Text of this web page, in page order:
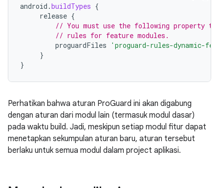
android .buildTypes {
release {
// You must use the following property
// rules for feature modules.
proguardFiles
'proguard-rules-dynamic-
}
}
Perhatikan bahwa aturan ProGuard ini akan digabung
dengan aturan dari modul lain (termasuk modul dasar)
pada waktu build. Jadi, meskipun setiap modul fitur dapat
menetapkan sekumpulan aturan baru, aturan tersebut
berlaku untuk semua modul dalam project aplikasi.